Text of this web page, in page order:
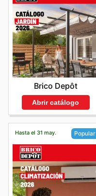
Brico Depôt
Abrir catálogo
Hasta el 31 may. Popular